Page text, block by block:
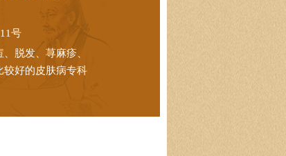
号
脱发、荨麻疹、
较好的皮肤病专科